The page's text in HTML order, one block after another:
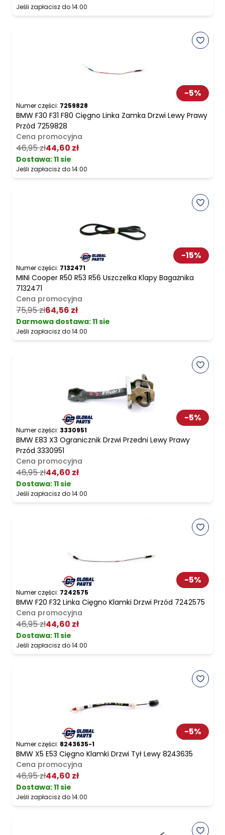
Jeśli zapłacisz do 14:00
-5%
Numer części: 7259828
BMW F30 F31 F80 Cięgno Linka Zamka Drzwi Lewy Prawy
Przód 7259828
Cena promocyjna
46,95 zł44,60 zł
Dostawa:11 sie
Jeśli zapłacisz do 14:00
-15%
Numer części: 7132471
MINI Cooper R50 R53 R56 Uszczelka Klapy Bagażnika
7132471
Cena promocyjna
75,95 zł64,56 zł
Darmowa dostawa:11 sie
Jeśli zapłacisz do 14:00
-5%
Numer części: 3330951
BMW E83 X3 Ogranicznik Drzwi Przedni Lewy Prawy
Przód 3330951
Cena promocyjna
46,95 zł44,60 zł
Dostawa:11 sie
Jeśli zapłacisz do 14:00
-5%
Numer części: 7242575
BMW F20 F32 Linka Cięgno Klamki Drzwi Przód 7242575
Cena promocyjna
46,95 zł44,60 zł
Dostawa:11 sie
Jeśli zapłacisz do 14:00
-5%
Numer części: 8243635-1
BMW X5 E53 Cięgno Klamki Drzwi Tył Lewy 8243635
Cena promocyjna
46,95 zł44,60 zł
Dostawa:11 sie
Jeśli zapłacisz do 14:00